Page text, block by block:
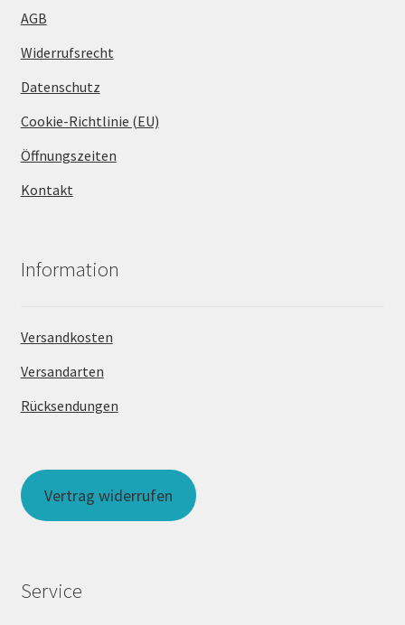
AGB
Widerrufsrecht
Datenschutz
Cookie-Richtlinie (EU)
Öffnungszeiten
Kontakt
Information
Versandkosten
Versandarten
Rücksendungen
Vertrag widerrufen
Service